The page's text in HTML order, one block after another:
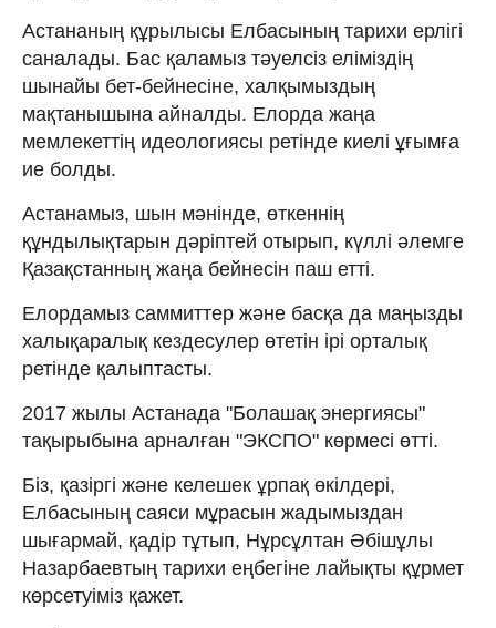
Астананың құрылысы Елбасының тарихи ерлігі
саналады. Бас қаламыз тәуелсіз еліміздің
шынайы бет-бейнесіне, халқымыздың
мақтанышына айналды. Елорда жаңа
мемлекеттің идеологиясы ретінде киелі ұғымға
ие болды.
Астанамыз, шын мәнінде, өткеннің
құндылықтарын дәріптей отырып, күллі әлемге
Қазақстанның жаңа бейнесін паш етті.
Елордамыз саммиттер және басқа да маңызды
халықаралық кездесулер өтетін ірі орталық
ретінде қалыптасты.
2017 жылы Астанада "Болашақ энергиясы"
тақырыбына арналған "ЭКСПО" көрмесі өтті.
Біз, қазіргі және келешек ұрпақ өкілдері,
Елбасының саяси мұрасын жадымыздан
шығармай, қадір тұтып, Нұрсұлтан Әбішұлы
Назарбаевтың тарихи еңбегіне лайықты құрмет
көрсетуіміз қажет.